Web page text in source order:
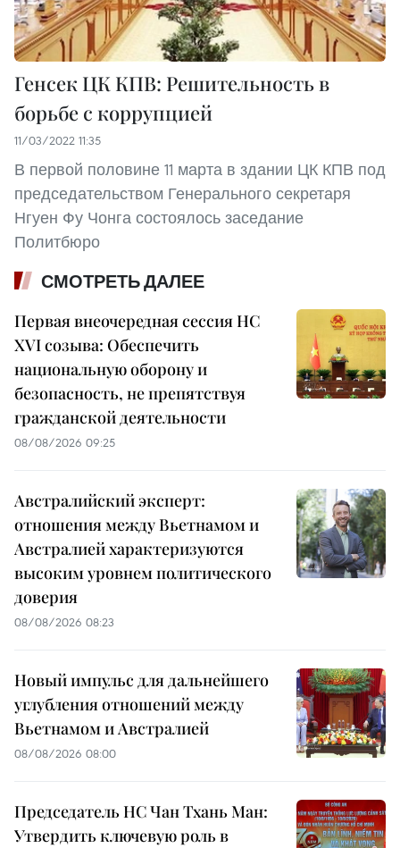
Генсек ЦК КПВ: Решительность в
борьбе с коррупцией
11/03/2022 11:35
В первой половине 11 марта в здании ЦК КПВ под
председательством Генерального секретаря
Нгуен Фу Чонга состоялось заседание
Политбюро
СМОТРЕТЬ ДАЛЕЕ
Первая внеочередная сессия НС
XVI созыва: Обеспечить
национальную оборону и
безопасность, не препятствуя
гражданской деятельности
08/08/2026 09:25
Австралийский эксперт:
отношения между Вьетнамом и
Австралией характеризуются
высоким уровнем политического
доверия
08/08/2026 08:23
Новый импульс для дальнейшего
углубления отношений между
Вьетнамом и Австралией
08/08/2026 08:00
Председатель НС Чан Тхань Ман:
Утвердить ключевую роль в